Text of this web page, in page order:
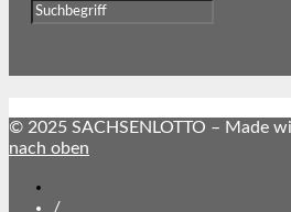
© 2025 SACHSENLOTTO – Made
nach oben
abonnieren
/